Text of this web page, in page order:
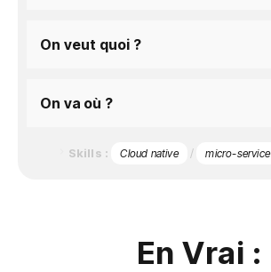
On veut quoi ?
On va où ?
Skills : Cloud native / micro-service
En Vrai :